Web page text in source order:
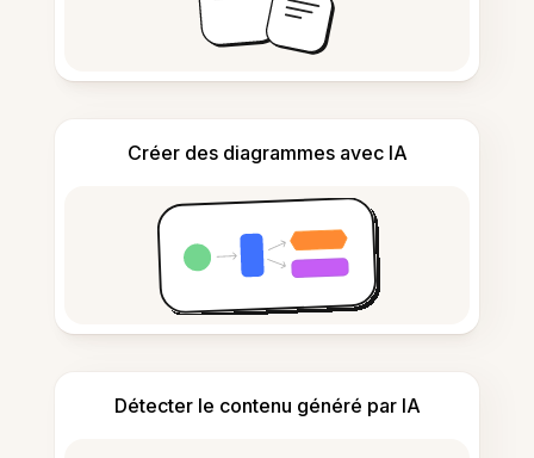
Créer des diagrammes avec IA
Détecter le contenu généré par IA